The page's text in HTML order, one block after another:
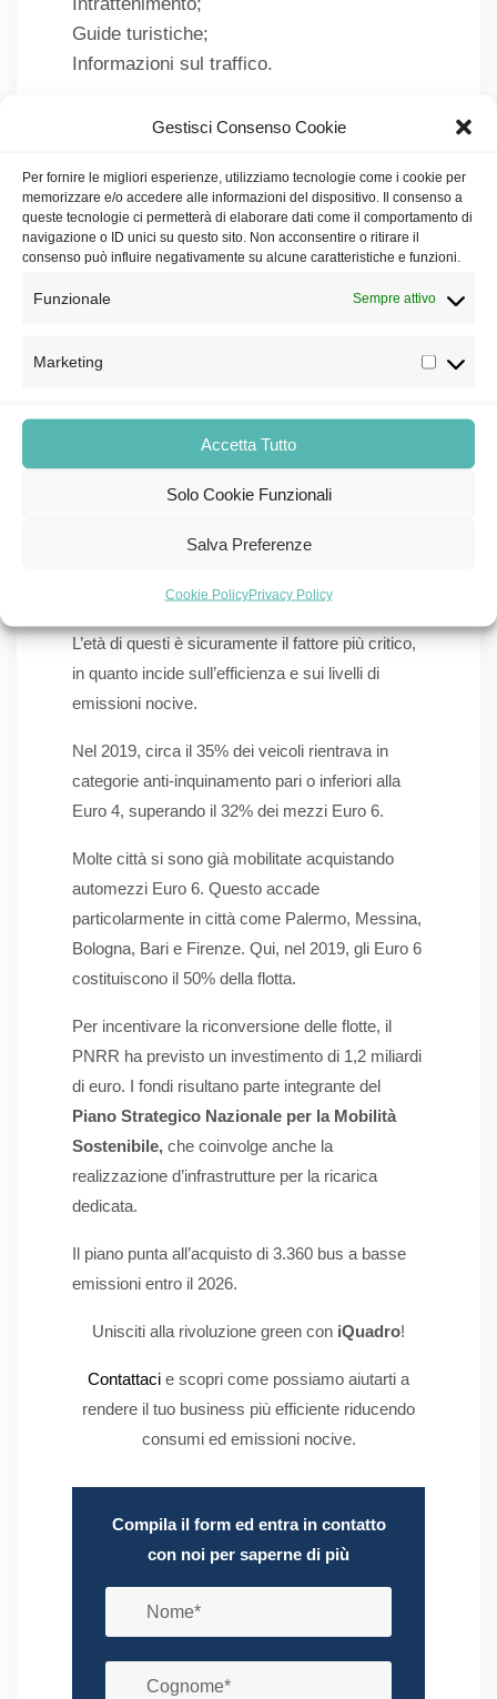
Gestisci Consenso Cookie
Per fornire le migliori esperienze, utilizziamo tecnologie come i cookie per
memorizzare e/o accedere alle informazioni del dispositivo. Il consenso a
queste tecnologie ci permetterà di elaborare dati come il comportamento di
navigazione o ID unici su questo sito. Non acconsentire o ritirare il
consenso può influire negativamente su alcune caratteristiche e funzioni.
Funzionale Sempre attivo
Marketing
Accetta Tutto
Solo Cookie Funzionali
Salva Preferenze
Cookie PolicyPrivacy Policy
Guide turistiche;
Informazioni sul traffico.
viaggio, rendendo utili anche i tempi d’attesa dei
vari mezzi.
Diverse città italiane hanno avviato il processo di
messi? Scoprilo nel prossimo paragrafo.
La situazione dei
trasporti green nei
capoluoghi italiani
Considerando i veri punti nevralgici del trasporto
pubblico, le 109 città capoluogo italiane, il
circolante di circa 14.000 veicoli.
L’età di questi è sicuramente il fattore più critico,
in quanto incide sull’efficienza e sui livelli di
emissioni nocive.
Nel 2019, circa il 35% dei veicoli rientrava in
categorie anti-inquinamento pari o inferiori alla
Euro 4, superando il 32% dei mezzi Euro 6.
Molte città si sono già mobilitate acquistando
automezzi Euro 6. Questo accade
particolarmente in città come Palermo, Messina,
Bologna, Bari e Firenze. Qui, nel 2019, gli Euro 6
costituiscono il 50% della flotta.
Per incentivare la riconversione delle flotte, il
PNRR ha previsto un investimento di 1,2 miliardi
di euro. I fondi risultano parte integrante del
Piano Strategico Nazionale per la Mobilità
Sostenibile, che coinvolge anche la
realizzazione d’infrastrutture per la ricarica
dedicata.
Il piano punta all’acquisto di 3.360 bus a basse
emissioni entro il 2026.
Unisciti alla rivoluzione green con iQuadro!
Contattaci e scopri come possiamo aiutarti a
rendere il tuo business più efficiente riducendo
consumi ed emissioni nocive.
Compila il form ed entra in contatto
con noi per saperne di più